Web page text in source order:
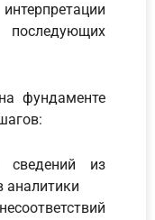
фундаменте
сведений из
аналитики